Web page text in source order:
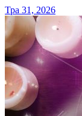
Тра 31, 2026